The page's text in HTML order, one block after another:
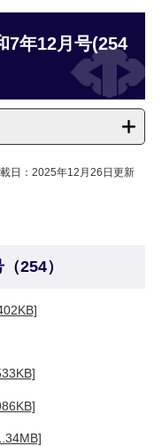
年12月号(254
日：2025年12月26日更新
254）